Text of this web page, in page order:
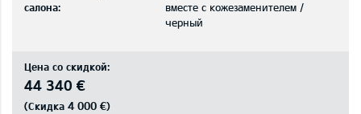
салона:
вместе с кожезаменителем /
черный
Цена со скидкой:
44 340 €
(Скидка 4 000 €)